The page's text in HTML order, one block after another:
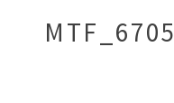
MTF_6705